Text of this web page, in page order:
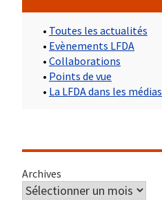
• Toutes les actualités
• Evènements LFDA
• Collaborations
• Points de vue
• La LFDA dans les médias
Archives